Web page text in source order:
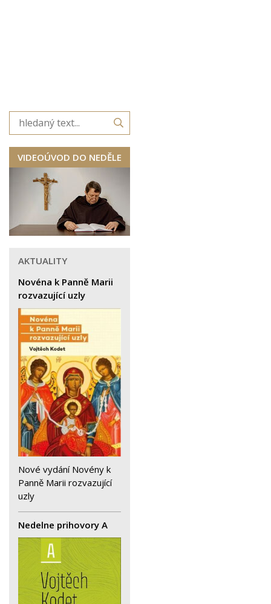
VIDEOÚVOD DO NEDĚLE
AKTUALITY
Novéna k Panně Marii
rozvazující uzly
Nové vydání Novény k
Panně Marii rozvazující
uzly
Nedelne prihovory A